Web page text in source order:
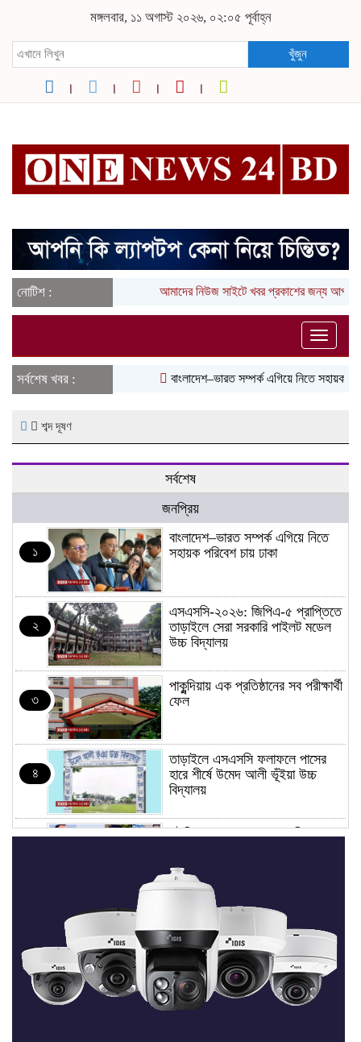
মঙ্গলবার, ১১ অগাস্ট ২০২৬, ০২:০৫ পূর্বাহ্ন
খুঁজুন
নোটিশ : আমাদের নিউজ সাইটে খবর প্রকাশের জন্য
Toggle
সর্বশেষ খবর :
বাংলাদেশ–ভারত সম্পর্ক এগিয়ে নিতে সহায়ক
শব্দ দূষণ
সর্বশেষ
জনপ্রিয়
১
বাংলাদেশ–ভারত সম্পর্ক এগিয়ে নিতে
সহায়ক পরিবেশ চায় ঢাকা
২
এসএসসি-২০২৬: জিপিএ-৫ প্রাপ্তিতে
তাড়াইলে সেরা সরকারি পাইলট মডেল
উচ্চ বিদ্যালয়
৩
পাকুন্দিয়ায় এক প্রতিষ্ঠানের সব পরীক্ষার্থী
ফেল
৪
তাড়াইলে এসএসসি ফলাফলে পাসের
হারে শীর্ষে উমেদ আলী ভূঁইয়া উচ্চ
বিদ্যালয়
সৌদি আরবে আগুন মৃত্যু: পরিচয়
পাকুন্দিয়ায় অনন্যা পরিবহনের বাসের
৭
পাকুন্দিয়া মডার্ন স্কুলের
২য় সেমিস্টারের ফলাফল প্রকাশ ও
পুরস্কার বিতরণী